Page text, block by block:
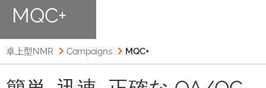
MQC+
卓上型NMR Campaigns MQC+